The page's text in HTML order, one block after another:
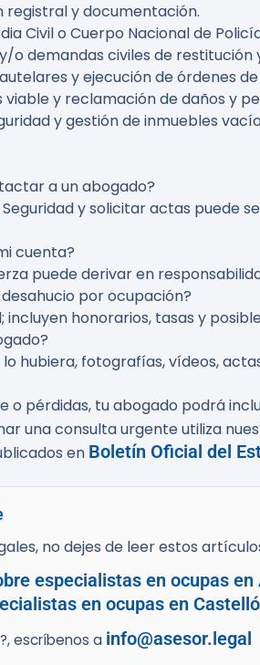
registral y documentación.
Civil o Cuerpo Nacional de
o demandas civiles de restitución
y ejecución de órdenes de
y reclamación de daños y
y gestión de inmuebles
a un abogado?
Seguridad y solicitar actas
cuenta?
puede derivar en
por ocupación?
incluyen honorarios, tasas y
hubiera, fotografías, vídeos,
o pérdidas, tu abogado podrá
una consulta urgente utiliza
en Boletín Oficial del
no dejes de leer estos
especialistas en ocupas en
en ocupas en
escríbenos a info@asesor.legal